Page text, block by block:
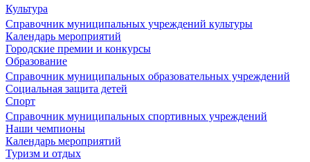
Культура
Справочник муниципальных учреждений культуры
Календарь мероприятий
Городские премии и конкурсы
Образование
Справочник муниципальных образовательных учреждений
Социальная защита детей
Спорт
Справочник муниципальных спортивных учреждений
Наши чемпионы
Календарь мероприятий
Туризм и отдых